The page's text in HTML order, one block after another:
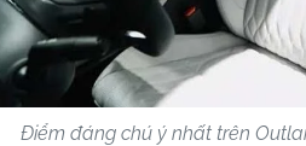
Điểm đáng chú ý nhất trên